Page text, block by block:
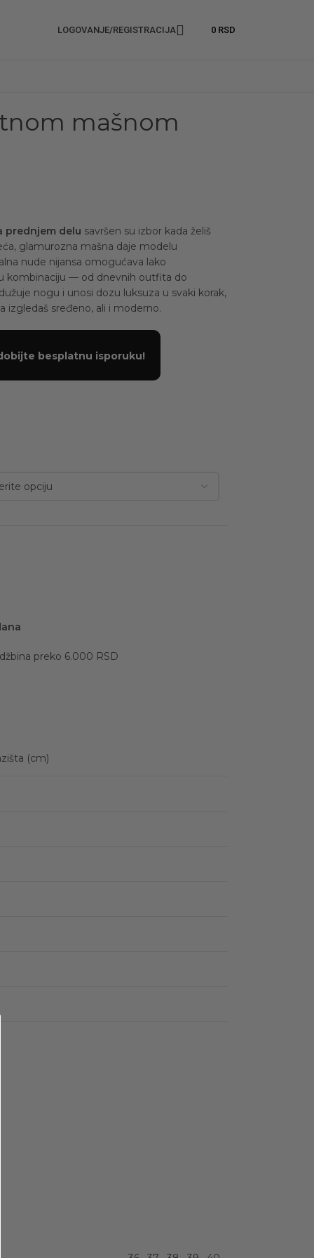
LOGOVANJE/REGISTRACIJA 0 RSD
mašnom
prednjem delu savršen su izbor kada želiš
glamurozna mašna daje modelu
nude nijansa omogućava lako
kombinaciju — od dnevnih outfita do
nogu i unosi dozu luksuza u svaki korak,
izgledaš sređeno, ali i moderno.
besplatnu isporuku!
preko 6.000 RSD
(cm)